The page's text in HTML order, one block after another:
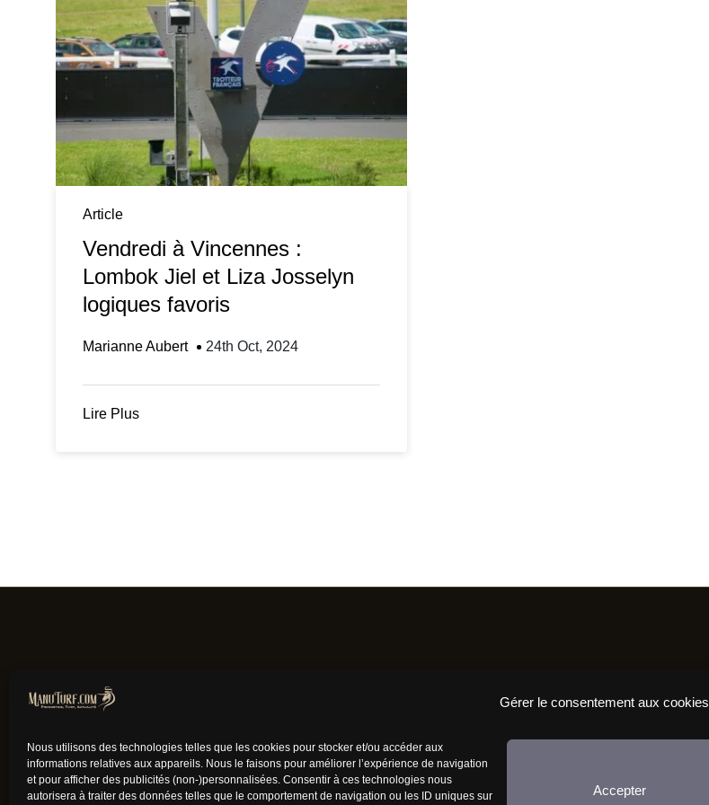
Gérer le consentement aux cookies
Nous utilisons des technologies telles que les cookies pour stocker et/ou accéder aux
informations relatives aux appareils. Nous le faisons pour améliorer l’expérience de navigation
et pour afficher des publicités (non-)personnalisées. Consentir à ces technologies nous
autorisera à traiter des données telles que le comportement de navigation ou les ID uniques sur
Accepter
Article
Vendredi à Vincennes :
Lombok Jiel et Liza Josselyn
logiques favoris
Marianne Aubert 24th Oct, 2024
Lire Plus
Résaux Sociaux